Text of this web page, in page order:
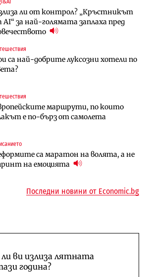
ли от контрол? „Кръстникът
AI“ за най-голямата заплаха пред
са най-добрите луксозни хотели по
маршрути, по които
е по-бърз от самолета
са маратон на волята, а не
на емоцията
предлага над 150 устройства с
отстъпка през август
ще строи огромен
и отбранителен център в
ТЕЦ „Марица изток 2“
с 5 блока
„Козлодуй“ ще работи само още
седмици, ако сушата продължи
община избра изпълнител за
на трамвайното
по бул. „Скобелев“
ТЕЦ „Марица изток 2“
с 5 блока
ще строи огромен
и отбранителен център в
за редки болести
в капан на обществените
Последни новини от Economic.bg
ви излиза лятната
година?